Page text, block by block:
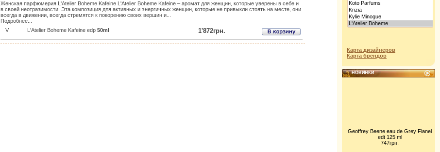
Женская парфюмерия L'Atelier Boheme Kafeine L'Atelier Boheme Kafeine – аромат для женщин, которые уверены в себе и
в своей неотразимости. Эта композиция для активных и энергичных женщин, которые не привыкли стоять на месте, они
всегда в движении, всегда стремятся к покорению своих вершин и...
Подробнее...
V
L'Atelier Boheme Kafeine edp 50ml 1'872грн.
Карта дизайнеров
Карта брендов
НОВИНКИ
Geoffrey Beene eau de Grey Flanel
edt 125 ml
747грн.